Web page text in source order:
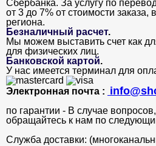
Сбербанка. За услугу по
от 3 до 7% от стоимости заказа,
региона.
Безналичный расчет.
Мы можем выставить счет как
для физических лиц.
Банковской картой.
У нас имеется терминал для
Электронная почта :
по гарантии - В случае
обращайтесь к нам по
Служба доставки: